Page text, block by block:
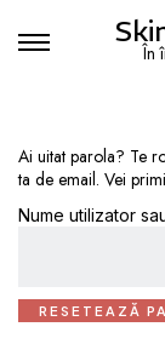
În
Ai uitat parola? Te
ta de email. Vei
Nume utilizator
RESETEAZĂ